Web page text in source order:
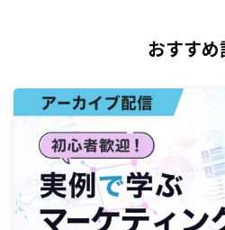
おすす